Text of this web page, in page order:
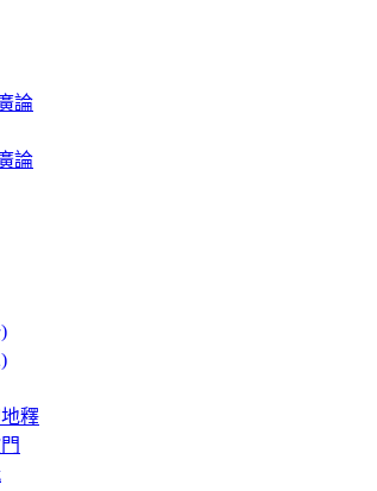
論
論
釋